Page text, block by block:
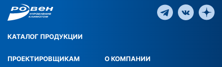
КАТАЛОГ ПРОДУКЦИИ
ПРОЕКТИРОВЩИКАМ О КОМПАНИИ